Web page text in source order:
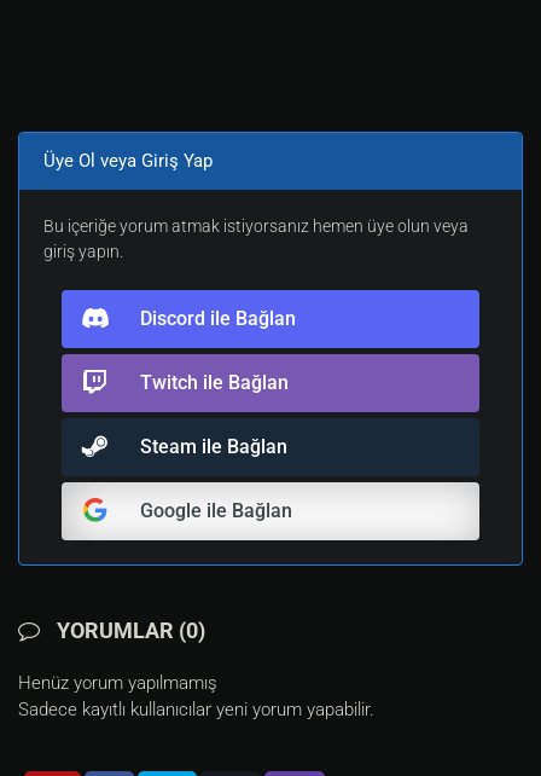
Üye Ol veya Giriş Yap
Bu içeriğe yorum atmak istiyorsanız hemen üye olun veya
giriş yapın.
Discord ile Bağlan
Twitch ile Bağlan
Steam ile Bağlan
Google ile Bağlan
YORUMLAR (0)
Henüz yorum yapılmamış
Sadece kayıtlı kullanıcılar yeni yorum yapabilir.